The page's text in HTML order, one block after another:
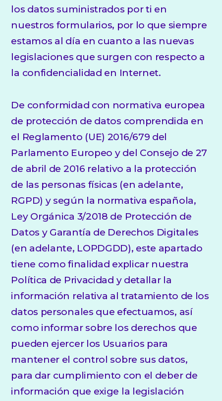
los datos suministrados por ti en
nuestros formularios, por lo que siempre
estamos al día en cuanto a las nuevas
legislaciones que surgen con respecto a
la confidencialidad en Internet.
De conformidad con normativa europea
de protección de datos comprendida en
el Reglamento (UE) 2016/679 del
Parlamento Europeo y del Consejo de 27
de abril de 2016 relativo a la protección
de las personas físicas (en adelante,
RGPD) y según la normativa española,
Ley Orgánica 3/2018 de Protección de
Datos y Garantía de Derechos Digitales
(en adelante, LOPDGDD), este apartado
tiene como finalidad explicar nuestra
Política de Privacidad y detallar la
información relativa al tratamiento de los
datos personales que efectuamos, así
como informar sobre los derechos que
pueden ejercer los Usuarios para
mantener el control sobre sus datos,
para dar cumplimiento con el deber de
información que exige la legislación